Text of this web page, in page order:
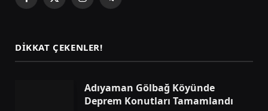
Facebook
X
InstagramTelegram
DIKKAT ÇEKENLER!
Adıyaman Gölbağ Köyünde
Deprem Konutları Tamamlandı